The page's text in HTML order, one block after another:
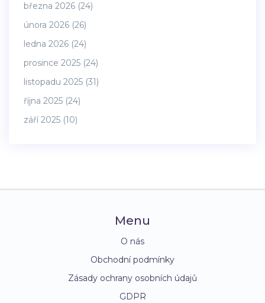
března 2026 (24)
února 2026 (26)
ledna 2026 (24)
prosince 2025 (24)
listopadu 2025 (31)
října 2025 (24)
září 2025 (10)
Menu
O nás
Obchodní podmínky
Zásady ochrany osobních údajů
GDPR